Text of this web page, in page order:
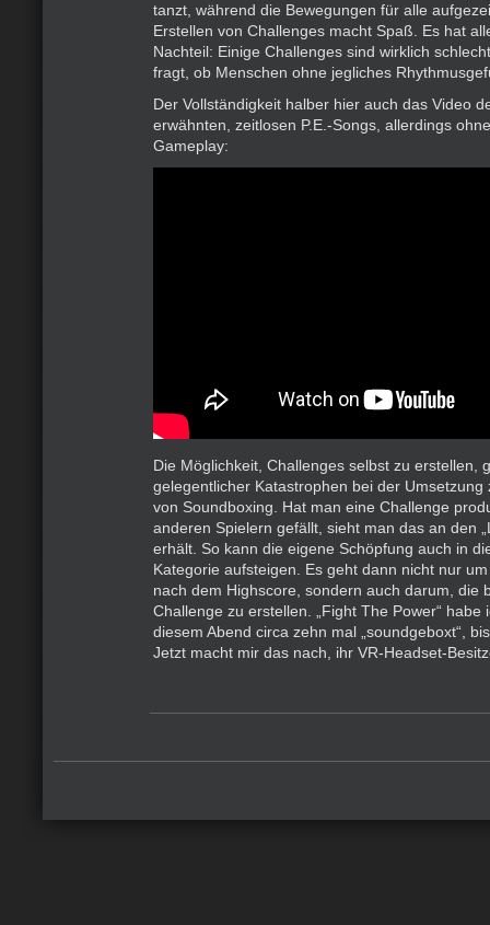
tanzt, während die Bewegungen für alle
Erstellen von Challenges macht Spaß. Es hat
Nachteil: Einige Challenges sind wirklich
fragt, ob Menschen ohne jegliches
Der Vollständigkeit halber hier auch das Video
erwähnten, zeitlosen P.E.-Songs, allerdings
Gameplay:
Die Möglichkeit, Challenges selbst zu erstellen,
gelegentlicher Katastrophen bei der Umsetzung
von Soundboxing. Hat man eine Challenge
anderen Spielern gefällt, sieht man das an den
erhält. So kann die eigene Schöpfung auch in
Kategorie aufsteigen. Es geht dann nicht nur
nach dem Highscore, sondern auch darum, die
Challenge zu erstellen. „Fight The Power“ habe
diesem Abend circa zehn mal „soundgeboxt“,
Jetzt macht mir das nach, ihr VR-Headset-